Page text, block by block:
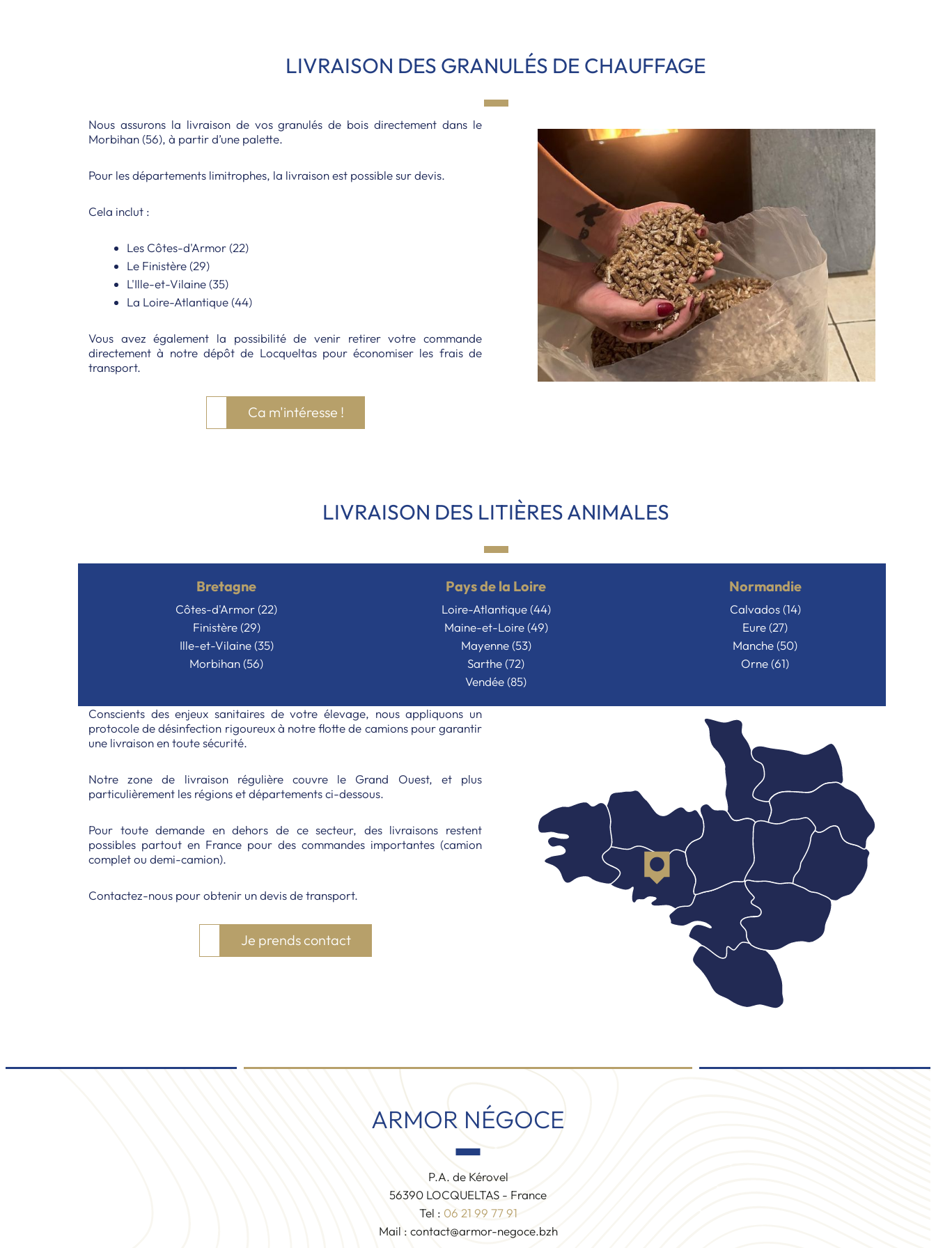
LIVRAISON DES GRANULÉS DE CHAUFFAGE
Nous assurons la livraison de vos granulés de bois directement dans le
Morbihan (56), à partir d’une palette.
Pour les départements limitrophes, la livraison est possible sur devis.
Cela inclut :
Les Côtes-d'Armor (22)
Le Finistère (29)
L'Ille-et-Vilaine (35)
La Loire-Atlantique (44)
Vous avez également la possibilité de venir retirer votre commande
directement à notre dépôt de Locqueltas pour économiser les frais de
transport.
Ca m'intéresse !
LIVRAISON DES LITIÈRES ANIMALES
Bretagne
Côtes-d'Armor (22)
Finistère (29)
Ille-et-Vilaine (35)
Morbihan (56)
Pays de la Loire
Loire-Atlantique (44)
Maine-et-Loire (49)
Mayenne (53)
Sarthe (72)
Vendée (85)
Normandie
Calvados (14)
Eure (27)
Manche (50)
Orne (61)
Conscients des enjeux sanitaires de votre élevage, nous appliquons un
protocole de désinfection rigoureux à notre flotte de camions pour garantir
une livraison en toute sécurité.
Notre zone de livraison régulière couvre le Grand Ouest, et plus
particulièrement les régions et départements ci-dessous.
Pour toute demande en dehors de ce secteur, des livraisons restent
possibles partout en France pour des commandes importantes (camion
complet ou demi-camion).
Contactez-nous pour obtenir un devis de transport.
Je prends contact
ARMOR NÉGOCE
P.A. de Kérovel
56390 LOCQUELTAS - France
Tel : 06 21 99 77 91
Mail : contact@armor-negoce.bzh